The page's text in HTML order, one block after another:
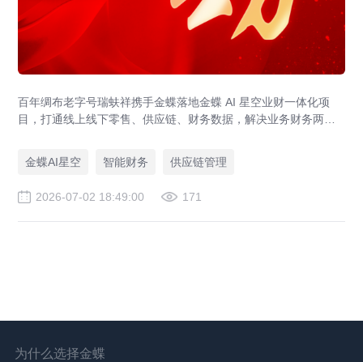
百年绸布老字号瑞蚨祥携手金蝶落地金蝶 AI 星空业财一体化项
目，打通线上线下零售、供应链、财务数据，解决业务财务两张
金蝶AI星空
智能财务 供应链管理
2026-07-02 18:49:00 171
为什么选择金蝶